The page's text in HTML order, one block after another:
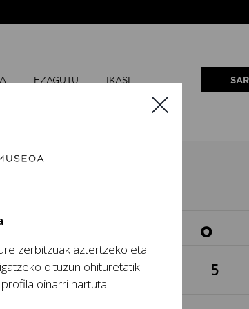
EZAGUTU IKASI
O
2 3 5
zerbitzuak aztertzeko eta
dituzun ohituretatik
oinarri hartuta.